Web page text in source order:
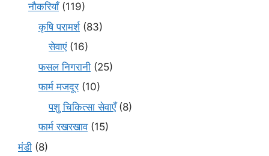
नौकरियाँ(119)
कृषि परामर्श(83)
सेवाएं(16)
फसल निगरानी (25)
फार्म मजदूर(10)
पशु चिकित्सा सेवाएँ(8)
फार्म रखरखाव(15)
मंडी (8)